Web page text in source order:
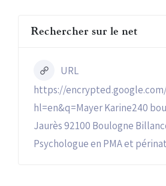
Rechercher sur le net
URL
https://
hl=en&q=Mayer Karine240
Jaurès 92100 Boulogne
Psychologue en PMA et